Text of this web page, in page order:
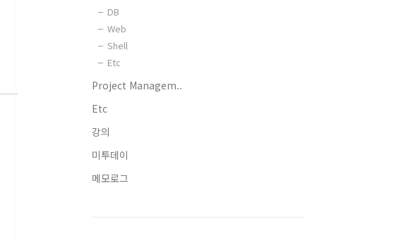
DB
Web
Shell
Etc
Project Managem..
Etc
강의
미투데이
메모로그